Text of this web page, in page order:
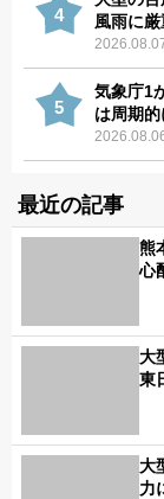
4
風雨に
5
気象庁1
は周期
最近の記事
熊
心
大
東
大
力